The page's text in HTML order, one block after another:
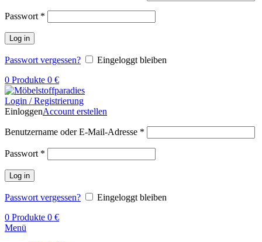
Passwort *
Log in
Passwort vergessen?
Eingeloggt bleiben
0 Produkte 0 €
Login / Registrierung
EinloggenAccount erstellen
Benutzername oder E-Mail-Adresse *
Passwort *
Log in
Passwort vergessen?
Eingeloggt bleiben
0 Produkte 0 €
Menü